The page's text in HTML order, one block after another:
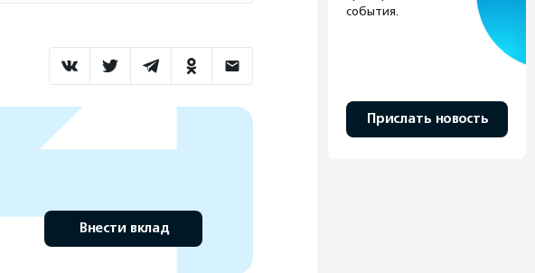
Внести вклад
события.
Прислать новость